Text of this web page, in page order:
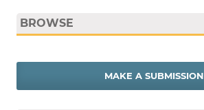
BROWSE
MAKE A SUBMISSION